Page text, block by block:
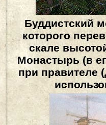
Буддистский
которого
скале
Монастырь (в
при правителе